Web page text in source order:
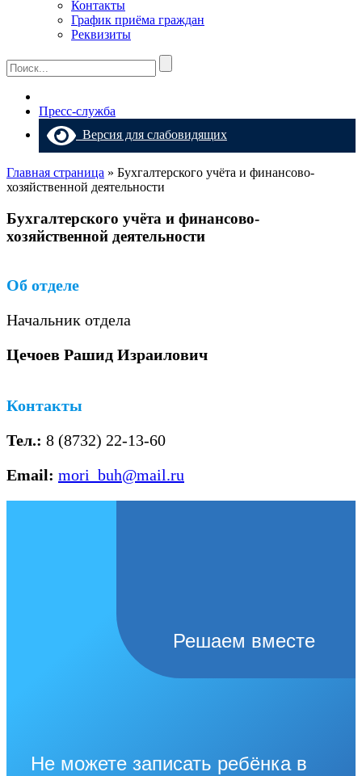
Контакты
График приёма граждан
Реквизиты
Пресс-служба
Версия для слабовидящих
Главная страница » Бухгалтерского учёта и финансово-
хозяйственной деятельности
Бухгалтерского учёта и финансово-
хозяйственной деятельности
Об отделе
Начальник отдела
Цечоев Рашид Израилович
Контакты
Тел.: 8 (8732) 22-13-60
Email: mori_buh@mail.ru
Решаем вместе
Не можете записать ребёнка в